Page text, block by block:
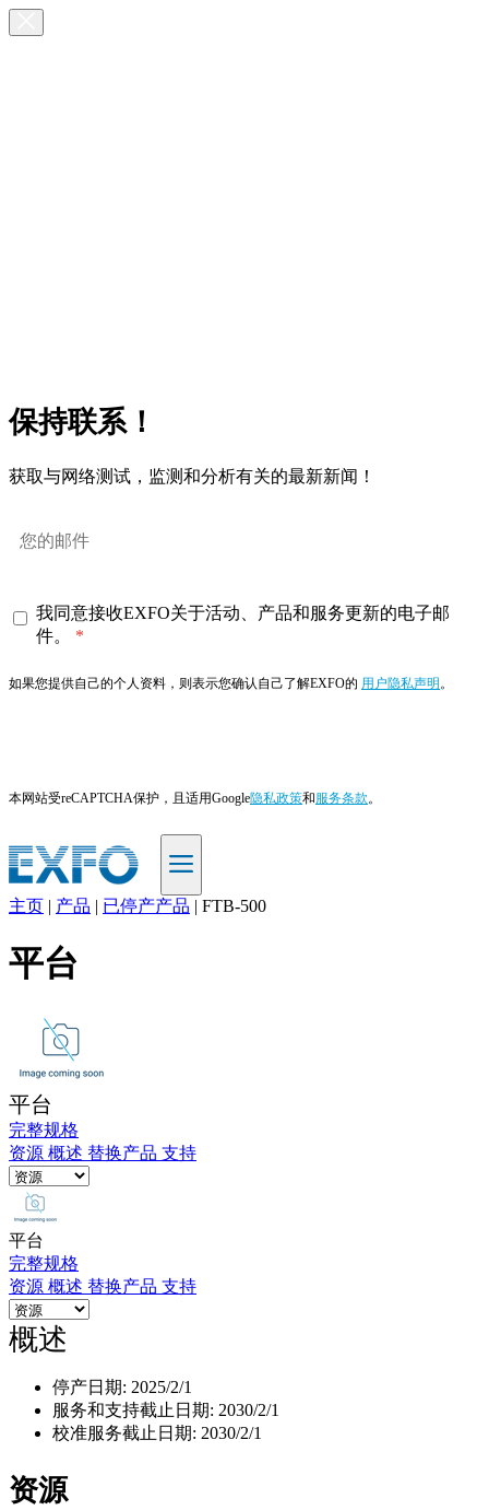
保持联系！
获取与网络测试，监测和分析有关的最新新闻！
我同意接收EXFO关于活动、产品和服务更新的电子邮
件。
如果您提供自己的个人资料，则表示您确认自己了解EXFO的 用户隐私声明 。
本网站受reCAPTCHA保护，且适用Google隐私政策和服务条款。
产
方
案
支
持
服
务
如
何
购
买
系
注登
主页 | 产品 | 已停产产品 | FTB-500
平台
平台
完整规格
资源 概述 替换产品 支持
平台
完整规格
资源 概述 替换产品 支持
概述
停产日期: 2025/2/1
服务和支持截止日期: 2030/2/1
校准服务截止日期: 2030/2/1
资源